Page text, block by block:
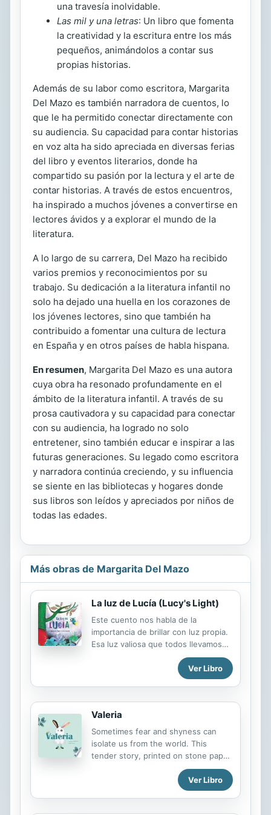
una travesía inolvidable.
Las mil y una letras: Un libro que fomenta
la creatividad y la escritura entre los más
pequeños, animándolos a contar sus
propias historias.
Además de su labor como escritora, Margarita
Del Mazo es también narradora de cuentos, lo
que le ha permitido conectar directamente con
su audiencia. Su capacidad para contar historias
en voz alta ha sido apreciada en diversas ferias
del libro y eventos literarios, donde ha
compartido su pasión por la lectura y el arte de
contar historias. A través de estos encuentros,
ha inspirado a muchos jóvenes a convertirse en
lectores ávidos y a explorar el mundo de la
literatura.
A lo largo de su carrera, Del Mazo ha recibido
varios premios y reconocimientos por su
trabajo. Su dedicación a la literatura infantil no
solo ha dejado una huella en los corazones de
los jóvenes lectores, sino que también ha
contribuido a fomentar una cultura de lectura
en España y en otros países de habla hispana.
En resumen, Margarita Del Mazo es una autora
cuya obra ha resonado profundamente en el
ámbito de la literatura infantil. A través de su
prosa cautivadora y su capacidad para conectar
con su audiencia, ha logrado no solo
entretener, sino también educar e inspirar a las
futuras generaciones. Su legado como escritora
y narradora continúa creciendo, y su influencia
se siente en las bibliotecas y hogares donde
sus libros son leídos y apreciados por niños de
todas las edades.
Más obras de Margarita Del Mazo
La luz de Lucía (Lucy's Light)
Este cuento nos habla de la
importancia de brillar con luz propia.
Esa luz valiosa que todos llevamos
dentro y que nos hace únicos. This
is a tale all about how important it is
to shine as brightly as you can, with
and makes us unique. Lexile Level:
530L
Ver Libro
Valeria
Sometimes fear and shyness can
isolate us from the world. This
tender story, printed on stone paper,
reminds us of the importance of
believing in yourself and in true
friendship. Valeria is a little bunny
Ver Libro